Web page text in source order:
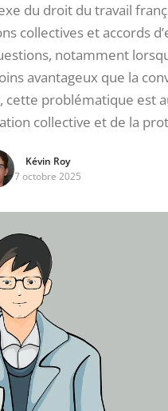
du droit du travail
collectives et accords
notamment
avantageux que la
cette problématique est
collective et de la
Kévin Roy
7 octobre 2025